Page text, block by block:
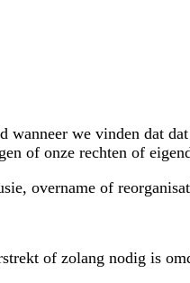
we vinden dat
of onze rechten of
overname of
of zolang nodig is